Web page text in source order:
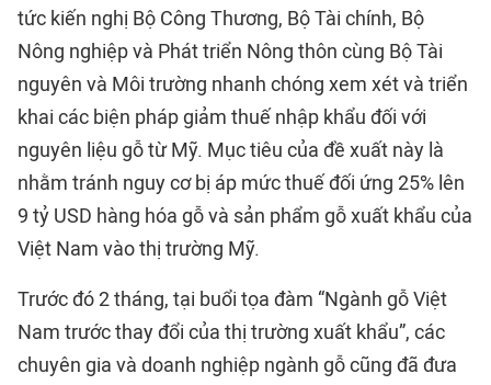
tức kiến nghị Bộ Công Thương, Bộ Tài chính, Bộ
Nông nghiệp và Phát triển Nông thôn cùng Bộ Tài
nguyên và Môi trường nhanh chóng xem xét và triển
khai các biện pháp giảm thuế nhập khẩu đối với
nguyên liệu gỗ từ Mỹ. Mục tiêu của đề xuất này là
nhằm tránh nguy cơ bị áp mức thuế đối ứng 25% lên
9 tỷ USD hàng hóa gỗ và sản phẩm gỗ xuất khẩu của
Việt Nam vào thị trường Mỹ.
Trước đó 2 tháng, tại buổi tọa đàm “Ngành gỗ Việt
Nam trước thay đổi của thị trường xuất khẩu”, các
chuyên gia và doanh nghiệp ngành gỗ cũng đã đưa